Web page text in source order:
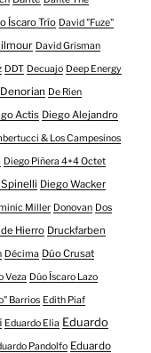
Íscaro Trío David "Fuze"
David Grisman
DDT Decuajo Deep Energy
Denorian De Rien
Actis Diego Alejandro
& Los Campesinos
Diego Piñera 4+4 Octet
Diego Wacker
Miller Donovan Dos
Hierro Druckfarben
Décima Dúo Crusat
Veza Dúo Íscaro Lazo
Barrios Edith Piaf
Eduardo Elia Eduardo
Pandolfo Eduardo